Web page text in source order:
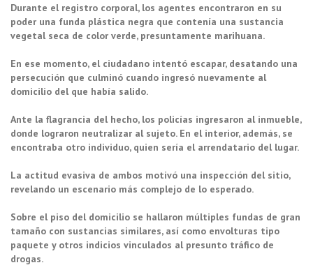
Durante el registro corporal, los agentes encontraron en su
poder una funda plástica negra que contenía una sustancia
vegetal seca de color verde, presuntamente marihuana.
En ese momento, el ciudadano intentó escapar, desatando una
persecución que culminó cuando ingresó nuevamente al
domicilio del que había salido.
Ante la flagrancia del hecho, los policías ingresaron al inmueble,
donde lograron neutralizar al sujeto. En el interior, además, se
encontraba otro individuo, quien sería el arrendatario del lugar.
La actitud evasiva de ambos motivó una inspección del sitio,
revelando un escenario más complejo de lo esperado.
Sobre el piso del domicilio se hallaron múltiples fundas de gran
tamaño con sustancias similares, así como envolturas tipo
paquete y otros indicios vinculados al presunto tráfico de
drogas.